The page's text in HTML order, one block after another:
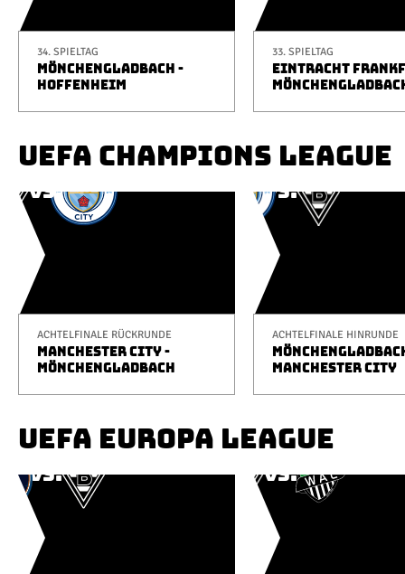
34. SPIELTAG
MÖNCHENGLADBACH -
HOFFENHEIM
33. SPIELTAG
EINTRACHT
UEFA CHAMPIONS LEAGUE
ACHTELFINALE RÜCKRUNDE
MANCHESTER CITY -
MÖNCHENGLADBACH
ACHTELFINALE HINRUNDE
MANCHESTER CITY
UEFA EUROPA LEAGUE